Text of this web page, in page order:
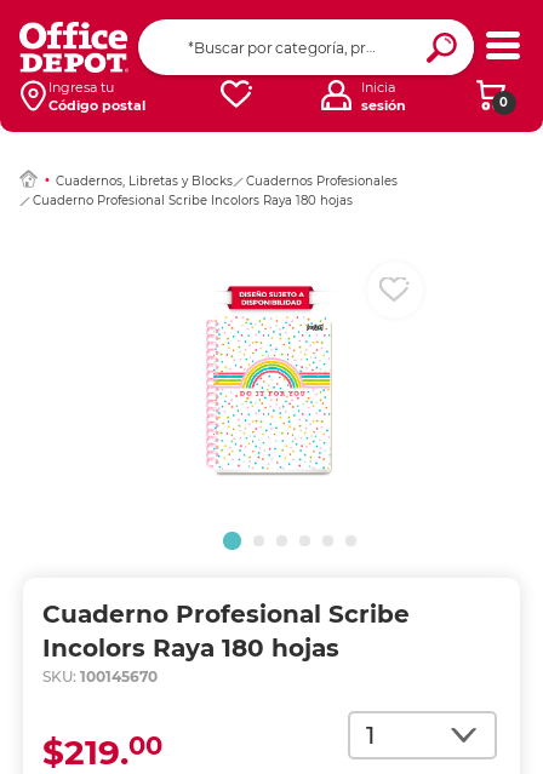
Ingresa tu
Código postal
0
Inicia
sesión
Cuadernos, Libretas y Blocks
Cuadernos Profesionales
Cuaderno Profesional Scribe Incolors Raya 180 hojas
Cuaderno Profesional Scribe
Incolors Raya 180 hojas
SKU: 100145670
Cantidad
$219.00
Ingresar Codigo